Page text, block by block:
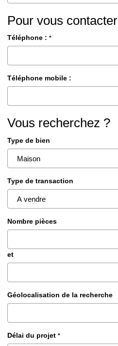
Pour vous contacter
Téléphone : *
Téléphone mobile :
Vous recherchez ?
Type de bien
Type de transaction
Nombre pièces
et
Géolocalisation de la recherche
Délai du projet *